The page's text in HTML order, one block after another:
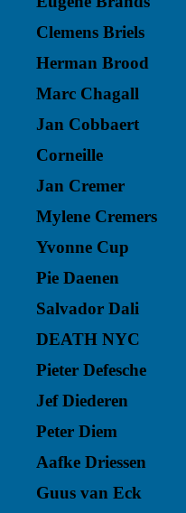
Clemens Briels
Herman Brood
Marc Chagall
Jan Cobbaert
Corneille
Jan Cremer
Mylene Cremers
Yvonne Cup
Pie Daenen
Salvador Dali
DEATH NYC
Pieter Defesche
Jef Diederen
Peter Diem
Aafke Driessen
Guus van Eck